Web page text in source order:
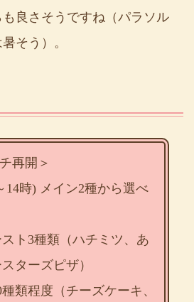
良さそうですね（パラソル
そう）。
再開＞
14時) メイン2種から選べ
スト3種類（ハチミツ、あ
ターズピザ）
種類程度（チーズケーキ、